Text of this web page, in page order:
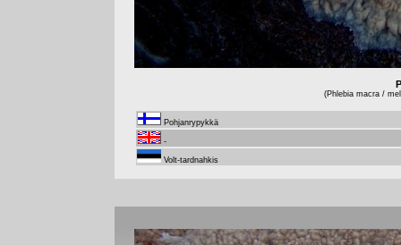
(Phlebia macra /
Pohjanrypykkä
-
Volt-tardnahkis